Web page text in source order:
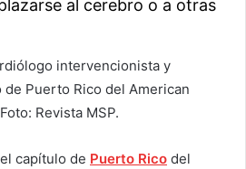
al cerebro o a otras
intervencionista y
Puerto Rico del American
Revista MSP.
capítulo de Puerto Rico del